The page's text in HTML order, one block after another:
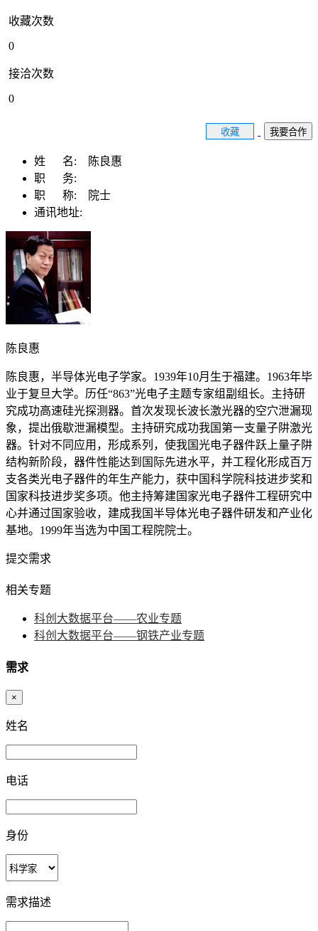
收藏次数
0
接洽次数
0
收藏 我要合作
姓 名:
陈良惠
职 务:
职 称:
院士
通讯地址:
陈良惠
陈良惠，半导体光电子学家。1939年10月生于福建。1963年毕
业于复旦大学。历任“863”光电子主题专家组副组长。主持研
究成功高速硅光探测器。首次发现长波长激光器的空穴泄漏现
象，提出俄歇泄漏模型。主持研究成功我国第一支量子阱激光
器。针对不同应用，形成系列，使我国光电子器件跃上量子阱
结构新阶段，器件性能达到国际先进水平，并工程化形成百万
支各类光电子器件的年生产能力，获中国科学院科技进步奖和
国家科技进步奖多项。他主持筹建国家光电子器件工程研究中
心并通过国家验收，建成我国半导体光电子器件研发和产业化
基地。1999年当选为中国工程院院士。
提交需求
相关专题
科创大数据平台——农业专题
科创大数据平台——钢铁产业专题
需求
×
姓名
电话
身份
需求描述